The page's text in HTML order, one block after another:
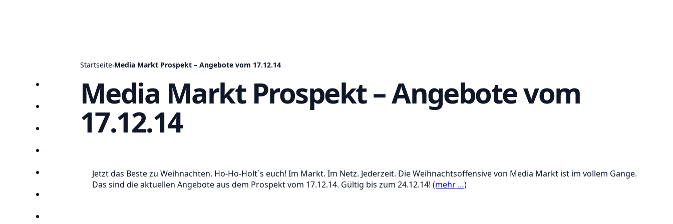
Startseite
Prospekte
Angebote
Startseite›Media Markt Prospekt – Angebote vom 17.12.14
Media Markt Prospekt – Angebote vom
17.12.14
Jetzt das Beste zu Weihnachten. Ho-Ho-Holt´s euch! Im Markt. Im Netz. Jederzeit. Die Weihnachtsoffensive von Media Markt ist im vollem Gange.
Das sind die aktuellen Angebote aus dem Prospekt vom 17.12.14. Gültig bis zum 24.12.14! (mehr …)